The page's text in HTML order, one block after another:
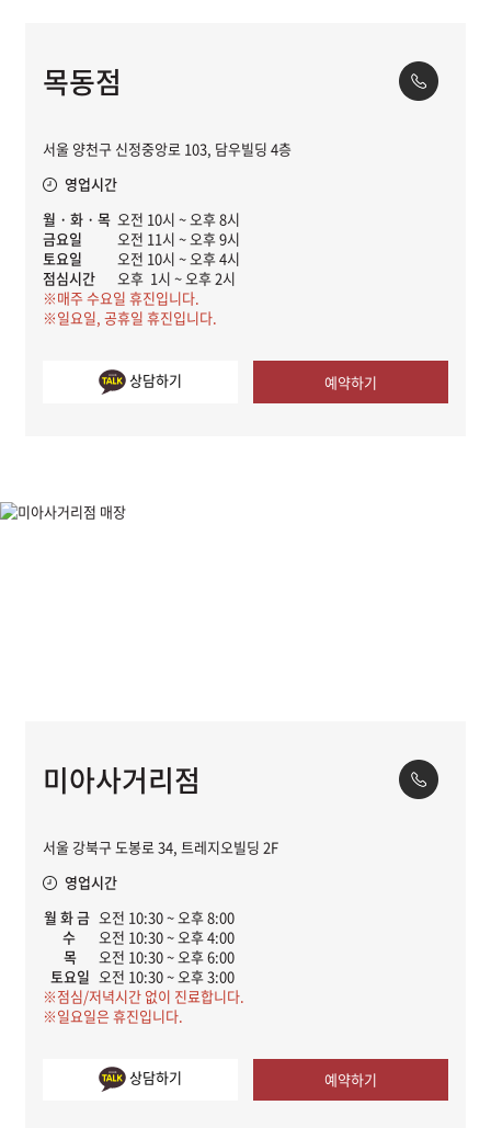
목동점
서울 양천구 신정중앙로 103, 담우빌딩 4층
영업시간
월 · 화 · 목 오전 10시 ~ 오후 8시
금요일
오전 11시 ~ 오후 9시
토요일
오전 10시 ~ 오후 4시
점심시간
오후 1시 ~ 오후 2시
※매주 수요일 휴진입니다.
※일요일, 공휴일 휴진입니다.
상담하기 예약하기
미아사거리점
서울 강북구 도봉로 34, 트레지오빌딩 2F
영업시간
월 화 금 오전 10:30 ~ 오후 8:00
수
오전 10:30 ~ 오후 4:00
목
오전 10:30 ~ 오후 6:00
토요일 오전 10:30 ~ 오후 3:00
※점심/저녁시간 없이 진료합니다.
※일요일은 휴진입니다.
상담하기 예약하기